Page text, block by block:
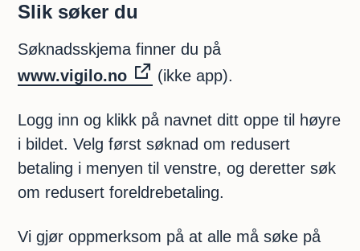
Slik søker du
Søknadsskjema finner du på
www.vigilo.no
(ikke app).
Logg inn og klikk på navnet ditt oppe til høyre
i bildet. Velg først søknad om redusert
betaling i menyen til venstre, og deretter søk
om redusert foreldrebetaling.
Vi gjør oppmerksom på at alle må søke på